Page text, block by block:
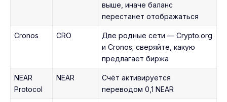
выше, иначе баланс
перестанет отображаться
Cronos CRO
Две родные сети — Crypto.org
и Cronos; сверяйте, какую
предлагает биржа
NEAR
Protocol
NEAR
Счёт активируется
переводом 0,1 NEAR